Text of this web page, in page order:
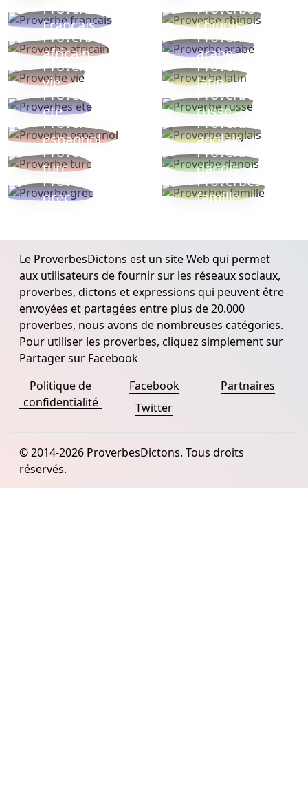
Proverbe
Français
Proverbe
chinois
Proverbe
africain
Proverbe
arabe
Proverbe
vie
Proverbe
latin
Proverbes
ete
Proverbe
russe
Proverbe
espagnol
Proverbe
anglais
Proverbe
turc
Proverbe
danois
Proverbe
grec
Proverbes
famille
Le ProverbesDictons est un site Web qui permet
aux utilisateurs de fournir sur les réseaux sociaux,
proverbes, dictons et expressions qui peuvent être
envoyées et partagées entre plus de 20.000
proverbes, nous avons de nombreuses catégories.
Pour utiliser les proverbes, cliquez simplement sur
Partager sur Facebook
Politique de
confidentialité
Facebook
Twitter
Partnaires
© 2014-2026 ProverbesDictons. Tous droits
réservés.